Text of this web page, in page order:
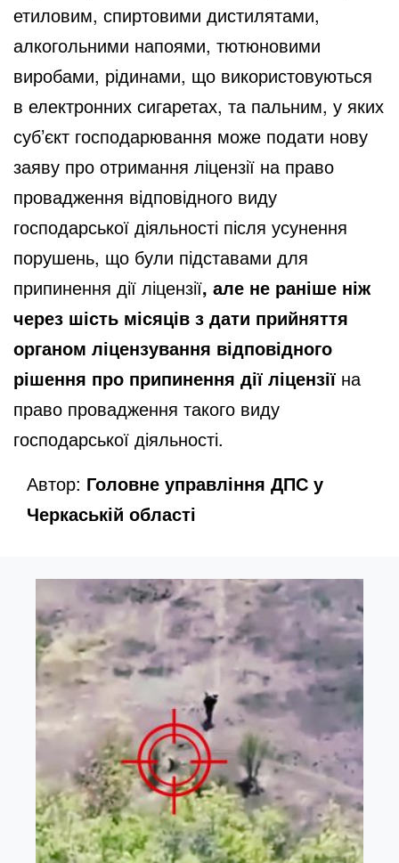
етиловим, спиртовими дистилятами,
алкогольними напоями, тютюновими
виробами, рідинами, що використовуються
в електронних сигаретах, та пальним, у яких
суб’єкт господарювання може подати нову
заяву про отримання ліцензії на право
провадження відповідного виду
господарської діяльності після усунення
порушень, що були підставами для
припинення дії ліцензії, але не раніше ніж
через шість місяців з дати прийняття
органом ліцензування відповідного
рішення про припинення дії ліцензії на
право провадження такого виду
господарської діяльності.
Автор: Головне управління ДПС у
Черкаській області